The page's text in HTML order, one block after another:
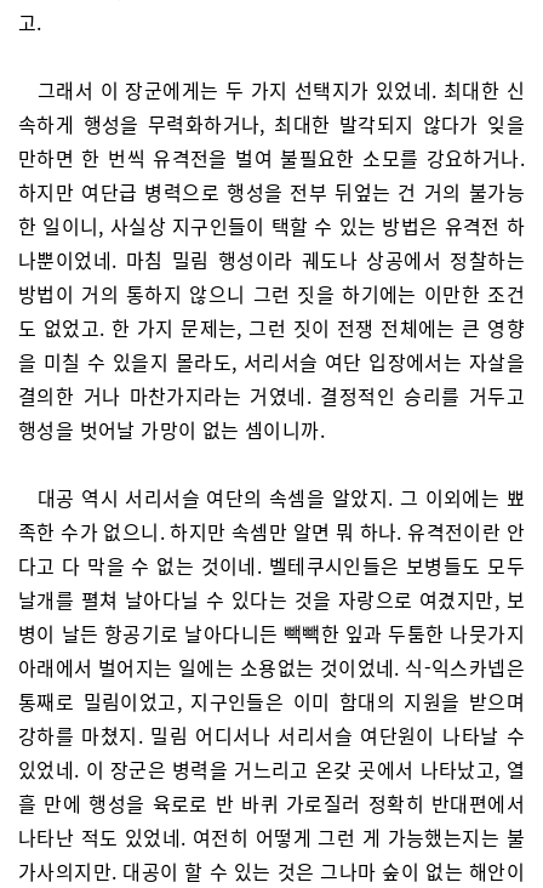
고.
그래서 이 장군에게는 두 가지 선택지가 있었네. 최대한 신
속하게 행성을 무력화하거나, 최대한 발각되지 않다가 잊을
만하면 한 번씩 유격전을 벌여 불필요한 소모를 강요하거나.
하지만 여단급 병력으로 행성을 전부 뒤엎는 건 거의 불가능
한 일이니, 사실상 지구인들이 택할 수 있는 방법은 유격전 하
나뿐이었네. 마침 밀림 행성이라 궤도나 상공에서 정찰하는
방법이 거의 통하지 않으니 그런 짓을 하기에는 이만한 조건
도 없었고. 한 가지 문제는, 그런 짓이 전쟁 전체에는 큰 영향
을 미칠 수 있을지 몰라도, 서리서슬 여단 입장에서는 자살을
결의한 거나 마찬가지라는 거였네. 결정적인 승리를 거두고
행성을 벗어날 가망이 없는 셈이니까.
대공 역시 서리서슬 여단의 속셈을 알았지. 그 이외에는 뾰
족한 수가 없으니. 하지만 속셈만 알면 뭐 하나. 유격전이란 안
다고 다 막을 수 없는 것이네. 벨테쿠시인들은 보병들도 모두
날개를 펼쳐 날아다닐 수 있다는 것을 자랑으로 여겼지만, 보
병이 날든 항공기로 날아다니든 빽빽한 잎과 두툼한 나뭇가지
아래에서 벌어지는 일에는 소용없는 것이었네. 식-익스카넵은
통째로 밀림이었고, 지구인들은 이미 함대의 지원을 받으며
강하를 마쳤지. 밀림 어디서나 서리서슬 여단원이 나타날 수
있었네. 이 장군은 병력을 거느리고 온갖 곳에서 나타났고, 열
흘 만에 행성을 육로로 반 바퀴 가로질러 정확히 반대편에서
나타난 적도 있었네. 여전히 어떻게 그런 게 가능했는지는 불
가사의지만. 대공이 할 수 있는 것은 그나마 숲이 없는 해안이